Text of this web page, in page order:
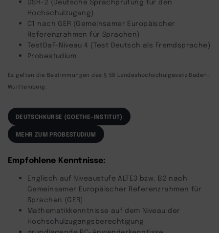
Hochschulzugang)
C1 nach GER (Gemeinsamer Europäischer
Referenzrahmen für Sprachen)
TestDaF-Niveau 4 (Test Deutsch als Fremdsprache)
Probestudium
Es gelten die Bestimmungen des § 58 Landeshochschulgesetz Baden-
Württemberg.
DEUTSCHKURSE (GOETHE-INSTITUT)
MEHR ZUM PROBESTUDIUM
Empfohlene Kenntnisse:
Englisch auf Niveaustufe ALTE3 bzw. B2 nach
Gemeinsamer Europäischer Referenzrahmen für
Sprachen (GER)
Mathematikkenntnisse auf dem Niveau der
Hochschulzugangsberechtigung